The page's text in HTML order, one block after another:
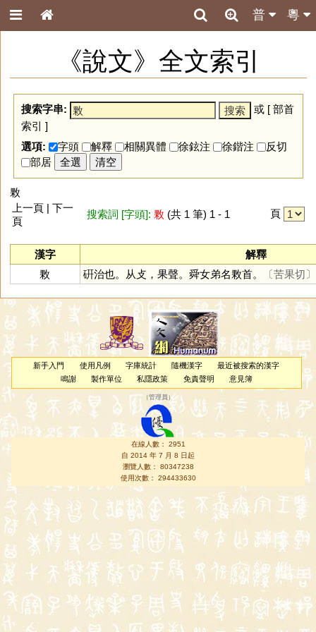
粵
普
《說文》全文索引
搜索字串: 或 [ 部首
索引 ]
選項:
字頭 解釋 相關異體 徐鉉注 徐鍇注
反切
部居
全選 清空
㪙
上一頁 | 下一
頁
搜索詞 [字頭]: 㪙 (共 1 筆) 1 - 1 頁
漢字
解釋
㪙
硏治也。从攴，果聲。舜女弟名㪙首。 〔苦果切〕
新手入門 使用凡例 字庫統計 隨機漢字
最近被搜索的漢字
鳴謝
製作單位 私隱政策 免責聲明 意見簿
（管理員 ）
在線人數： 2951
自 2014 年 7 月 8 日起
瀏覽人數： 80347238
使用次數： 294433630